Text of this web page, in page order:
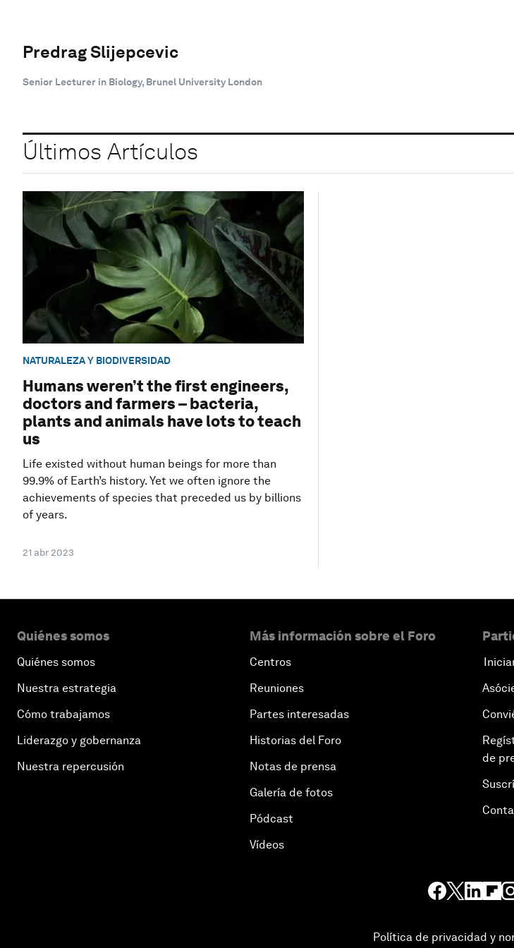
Predrag Slijepcevic
Senior Lecturer in Biology, Brunel University London
Últimos Artículos
NATURALEZA Y BIODIVERSIDAD
Humans weren’t the first engineers,
doctors and farmers – bacteria,
plants and animals have lots to teach
us
Life existed without human beings for more than
99.9% of Earth’s history. Yet we often ignore the
achievements of species that preceded us by billions
of years.
21 abr 2023
Quiénes somos
Quiénes somos
Nuestra estrategia
Cómo trabajamos
Liderazgo y gobernanza
Nuestra repercusión
Más información sobre el Foro
Centros
Reuniones
Partes interesadas
Historias del Foro
Notas de prensa
Galería de fotos
Pódcast
Vídeos
de
Política de privacidad y